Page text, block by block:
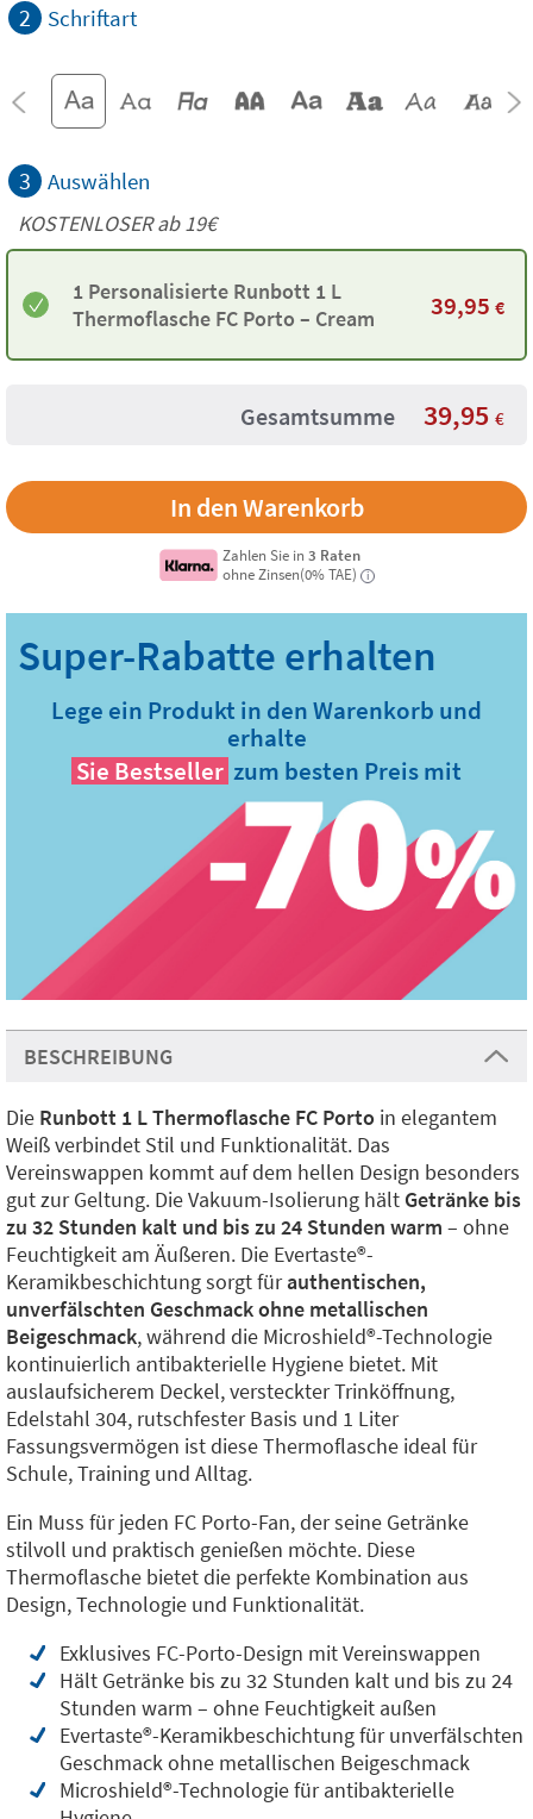
2 Schriftart
3 Auswählen
KOSTENLOSER ab 19€
1 Personalisierte Runbott 1 L
Thermoflasche FC Porto – Cream
39,95 €
Gesamtsumme 39,95 €
Zahlen Sie in3 Raten
ohne Zinsen(0% TAE)
i
Lege ein Produkt in den Warenkorb und
erhalte
Sie Bestseller zum besten Preis mit
BESCHREIBUNG
Die Runbott 1 L Thermoflasche FC Porto in elegantem
Weiß verbindet Stil und Funktionalität. Das
Vereinswappen kommt auf dem hellen Design besonders
gut zur Geltung. Die Vakuum-Isolierung hält Getränke bis
zu 32 Stunden kalt und bis zu 24 Stunden warm – ohne
Feuchtigkeit am Äußeren. Die Evertaste®️-
Keramikbeschichtung sorgt fürauthentischen,
unverfälschten Geschmack ohne metallischen
Beigeschmack, während die Microshield®️-Technologie
kontinuierlich antibakterielle Hygiene bietet. Mit
auslaufsicherem Deckel, versteckter Trinköffnung,
Edelstahl 304, rutschfester Basis und 1 Liter
Fassungsvermögen ist diese Thermoflasche ideal für
Schule, Training und Alltag.
Ein Muss für jeden FC Porto-Fan, der seine Getränke
stilvoll und praktisch genießen möchte. Diese
Thermoflasche bietet die perfekte Kombination aus
Design, Technologie und Funktionalität.
Exklusives FC-Porto-Design mit Vereinswappen
Hält Getränke bis zu 32 Stunden kalt und bis zu 24
Stunden warm – ohne Feuchtigkeit außen
Evertaste®️-Keramikbeschichtung für unverfälschten
Geschmack ohne metallischen Beigeschmack
Microshield®️-Technologie für antibakterielle